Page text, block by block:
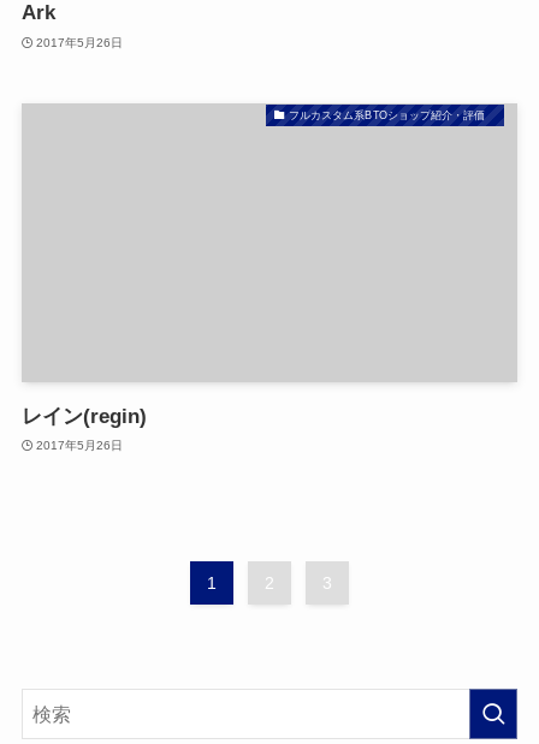
Ark
2017年5月26日
フルカスタム系BTOショップ紹介・評価
レイン(regin)
2017年5月26日
1 2 3